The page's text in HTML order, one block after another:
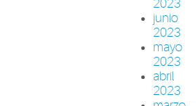
2023
junio
2023
mayo
2023
abril
2023